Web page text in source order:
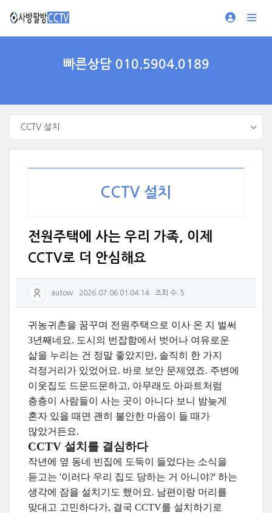
빠른상담 010.5904.0189
CCTV 설치
CCTV 설치
전원주택에 사는 우리 가족, 이제
CCTV로 더 안심해요
autow 2026.07.06 01:04:14 조회 수: 5
귀농귀촌을 꿈꾸며 전원주택으로 이사 온 지 벌써
3년째네요. 도시의 번잡함에서 벗어나 여유로운
삶을 누리는 건 정말 좋았지만, 솔직히 한 가지
걱정거리가 있었어요. 바로 보안 문제였죠. 주변에
이웃집도 드문드문하고, 아무래도 아파트처럼
층층이 사람들이 사는 곳이 아니다 보니 밤늦게
혼자 있을 때면 괜히 불안한 마음이 들 때가
많았거든요.
CCTV 설치를 결심하다
작년에 옆 동네 빈집에 도둑이 들었다는 소식을
듣고는 '이러다 우리 집도 당하는 거 아니야?' 하는
생각에 잠을 설치기도 했어요. 남편이랑 머리를
맞대고 고민하다가, 결국 CCTV를 설치하기로